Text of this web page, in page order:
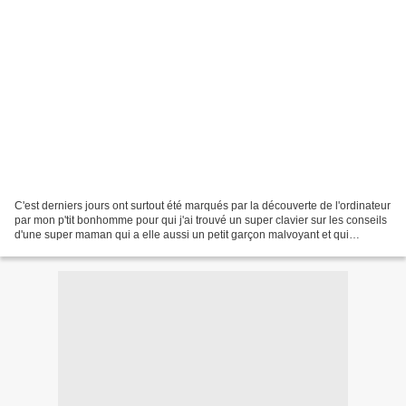
C'est derniers jours ont surtout été marqués par la découverte de l'ordinateur
par mon p'tit bonhomme pour qui j'ai trouvé un super clavier sur les conseils
d'une super maman qui a elle aussi un petit garçon malvoyant et qui